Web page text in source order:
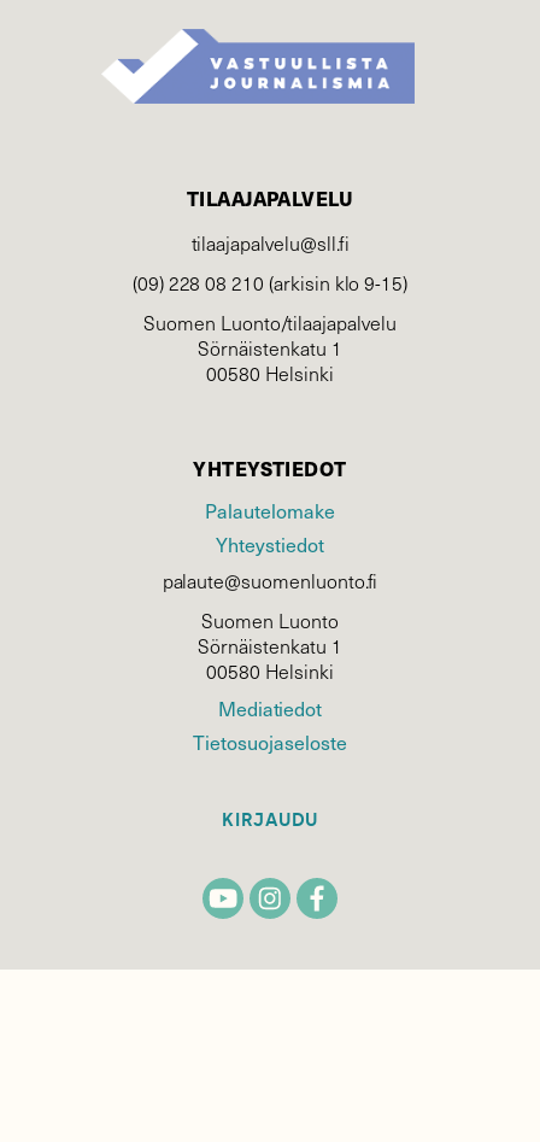
TILAAJAPALVELU
tilaajapalvelu@sll.fi
(09) 228 08 210 (arkisin klo 9-15)
Suomen Luonto/tilaajapalvelu
Sörnäistenkatu 1
00580 Helsinki
YHTEYSTIEDOT
Palautelomake
Yhteystiedot
palaute@suomenluonto.fi
Suomen Luonto
Sörnäistenkatu 1
00580 Helsinki
Mediatiedot
Tietosuojaseloste
KIRJAUDU